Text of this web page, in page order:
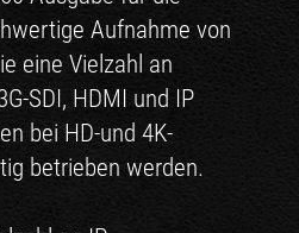
Aufnahme von
eine Vielzahl an
SDI, HDMI und IP
bei HD-und 4K-
betrieben werden.